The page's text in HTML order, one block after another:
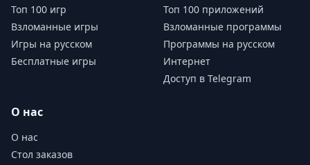
Топ 100 игр
Взломанные игры
Игры на русском
Бесплатные игры
Топ 100 приложений
Взломанные программы
Программы на русском
Интернет
Доступ в Telegram
О нас
О нас
Стол заказов